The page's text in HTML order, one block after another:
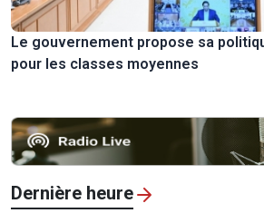
Le gouvernement propose sa
pour les classes moyennes
Dernière heure